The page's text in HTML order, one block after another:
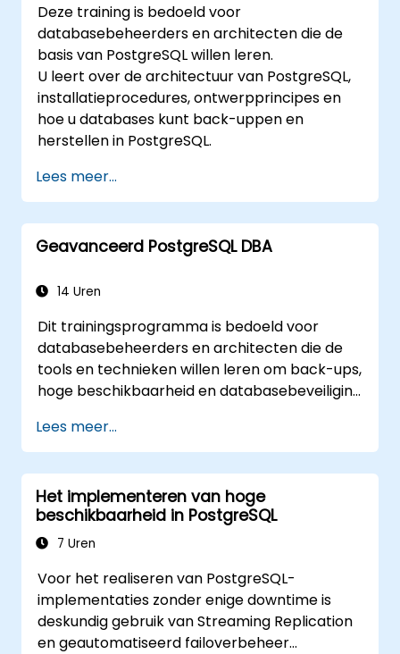
Deze training is bedoeld voor
databasebeheerders en architecten die de
basis van PostgreSQL willen leren.
U leert over de architectuur van PostgreSQL,
installatieprocedures, ontwerpprincipes en
hoe u databases kunt back-uppen en
herstellen in PostgreSQL.
Lees meer...
Geavanceerd PostgreSQL DBA
14 Uren
Dit trainingsprogramma is bedoeld voor
databasebeheerders en architecten die de
tools en technieken willen leren om back-ups,
hoge beschikbaarheid en databasebeveiliging
Ook leert u hoe u trage queries kunt
opsporen, de prestaties van de database
monitoren en PostgreSQL zodanig
afstemmen op optimale werking.
Lees meer...
Het implementeren van hoge
beschikbaarheid in PostgreSQL
7 Uren
Voor het realiseren van PostgreSQL-
implementaties zonder enige downtime is
deskundig gebruik van Streaming Replication
en geautomatiseerd failoverbeheer